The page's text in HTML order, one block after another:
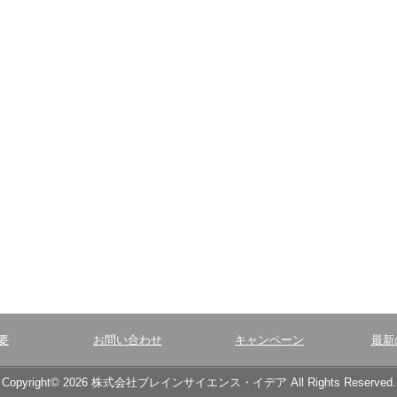
お問い合わせ キャンペーン 最新
Copyright© 2026 株式会社ブレインサイエンス・イデア All Rights Reserved.